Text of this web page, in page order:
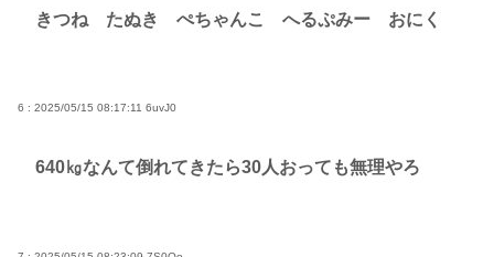
きつね たぬき ぺちゃんこ へるぷみー おにく
6 : 2025/05/15 08:17:11 6uvJ0
640㎏なんて倒れてきたら30人おっても無理やろ